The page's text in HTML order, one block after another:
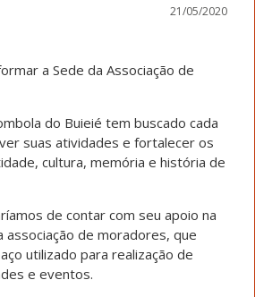
21/05/2020
a Sede da Associação de
do Buieié tem buscado cada
suas atividades e fortalecer os
cultura, memória e história de
de contar com seu apoio na
de moradores, que
utilizado para realização de
e eventos.